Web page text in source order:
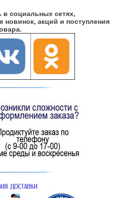
социальных сетях,
новинок, акций и поступления